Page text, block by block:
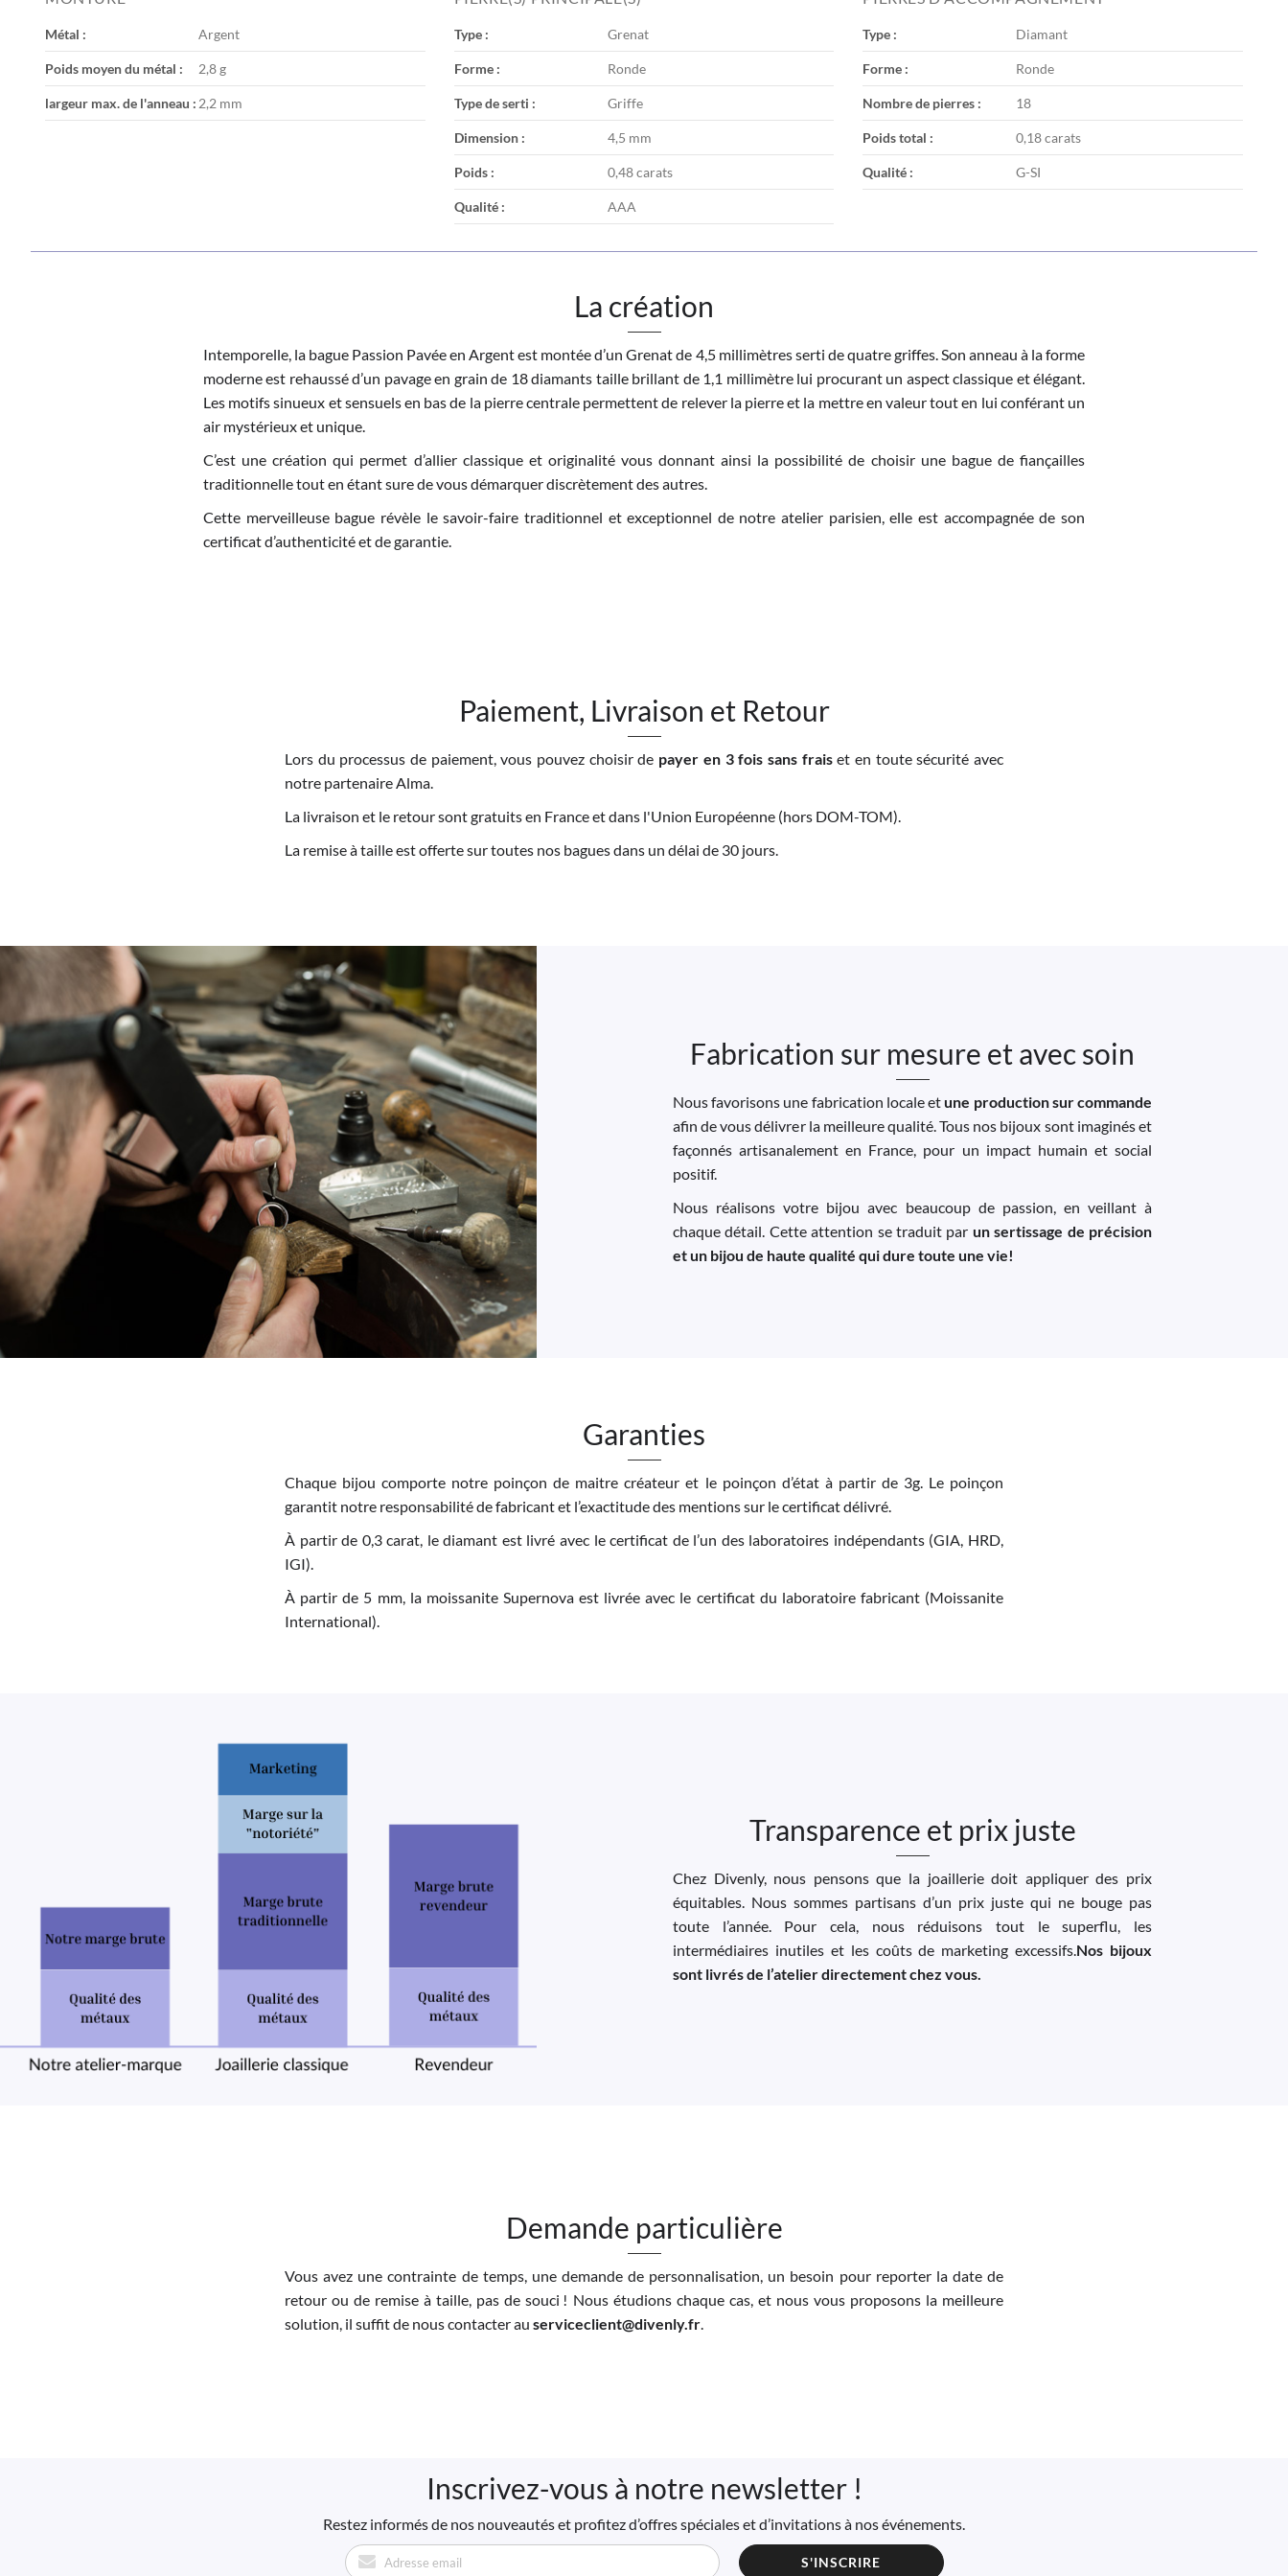
images
Métal : Argent
Poids moyen du métal : 2,8 g
largeur max. de l'anneau : 2,2 mm
Type : Grenat
Forme : Ronde
Type de serti : Griffe
Dimension : 4,5 mm
Poids : 0,48 carats
Qualité : AAA
Type : Diamant
Forme : Ronde
Nombre de pierres : 18
Poids total : 0,18 carats
Qualité : G-SI
La création
Intemporelle, la bague Passion Pavée en Argent est montée d’un Grenat de 4,5 millimètres serti de quatre griffes. Son anneau à la forme
moderne est rehaussé d’un pavage en grain de 18 diamants taille brillant de 1,1 millimètre lui procurant un aspect classique et élégant.
Les motifs sinueux et sensuels en bas de la pierre centrale permettent de relever la pierre et la mettre en valeur tout en lui conférant un
air mystérieux et unique.
C’est une création qui permet d’allier classique et originalité vous donnant ainsi la possibilité de choisir une bague de fiançailles
traditionnelle tout en étant sure de vous démarquer discrètement des autres.
Cette merveilleuse bague révèle le savoir-faire traditionnel et exceptionnel de notre atelier parisien, elle est accompagnée de son
certificat d’authenticité et de garantie.
Paiement, Livraison et Retour
Lors du processus de paiement, vous pouvez choisir de payer en 3 fois sans fraiset en toute sécurité avec
notre partenaire Alma.
La livraison et le retour sont gratuits en France et dans l'Union Européenne (hors DOM-TOM).
La remise à taille est offerte sur toutes nos bagues dans un délai de 30 jours.
Fabrication sur mesure et avec soin
Nous favorisons une fabrication locale etune production sur commande
afin de vous délivrer la meilleure qualité. Tous nos bijoux sont imaginés et
façonnés artisanalement en France, pour un impact humain et social
positif.
Nous réalisons votre bijou avec beaucoup de passion, en veillant à
chaque détail. Cette attention se traduit par un sertissage de précision
et un bijou de haute qualité qui dure toute une vie!
Garanties
Chaque bijou comporte notre poinçon de maitre créateur et le poinçon d’état à partir de 3g. Le poinçon
garantit notre responsabilité de fabricant et l’exactitude des mentions sur le certificat délivré.
À partir de 0,3 carat, le diamant est livré avec le certificat de l’un des laboratoires indépendants (GIA, HRD,
IGI).
À partir de 5 mm, la moissanite Supernova est livrée avec le certificat du laboratoire fabricant (Moissanite
International).
Transparence et prix juste
Chez Divenly, nous pensons que la joaillerie doit appliquer des prix
équitables. Nous sommes partisans d’un prix juste qui ne bouge pas
toute l’année. Pour cela, nous réduisons tout le superflu, les
intermédiaires inutiles et les coûts de marketing excessifs. Nos bijoux
sont livrés de l’atelier directement chez vous.
Demande particulière
Vous avez une contrainte de temps, une demande de personnalisation, un besoin pour reporter la date de
retour ou de remise à taille, pas de souci ! Nous étudions chaque cas, et nous vous proposons la meilleure
solution, il suffit de nous contacter au serviceclient@divenly.fr
Inscrivez-vous à notre newsletter !
Restez informés de nos nouveautés et profitez d’offres spéciales et d’invitations à nos événements.
S'INSCRIRE